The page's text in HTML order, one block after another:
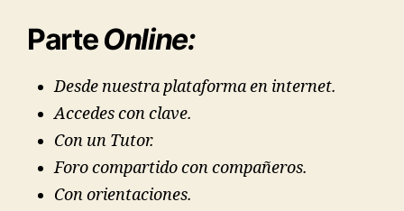
ParteOnline:
Desde nuestra plataforma en internet.
Accedes con clave.
Con un Tutor.
Foro compartido con compañeros.
Con orientaciones.